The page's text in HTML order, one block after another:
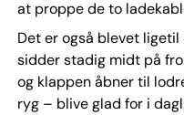
at proppe de to
Det er også blevet
sidder stadig midt på
og klappen åbner til
ryg – blive glad for i